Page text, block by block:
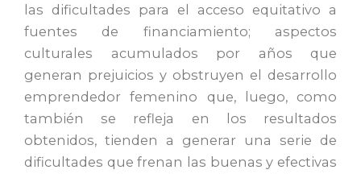
las dificultades para el acceso equitativo a
fuentes de financiamiento; aspectos
culturales acumulados por años que
generan prejuicios y obstruyen el desarrollo
emprendedor femenino que, luego, como
también se refleja en los resultados
obtenidos, tienden a generar una serie de
dificultades que frenan las buenas y efectivas